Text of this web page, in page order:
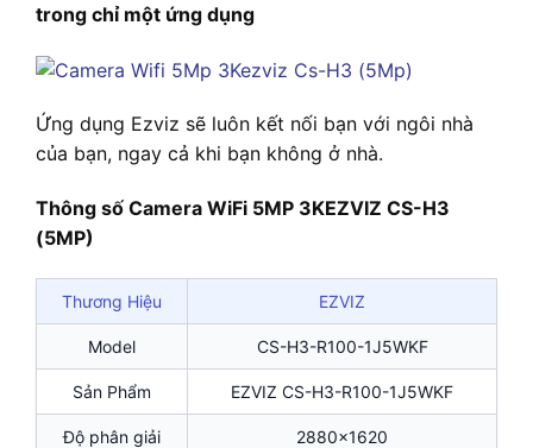
trong chỉ một ứng dụng
Ứng dụng Ezviz sẽ luôn kết nối bạn với ngôi nhà
của bạn, ngay cả khi bạn không ở nhà.
Thông số Camera WiFi 5MP 3KEZVIZ CS-H3
(5MP)
Thương Hiệu EZVIZ
Model CS-H3-R100-1J5WKF
Sản Phẩm EZVIZ CS-H3-R100-1J5WKF
Độ phân giải 2880×1620